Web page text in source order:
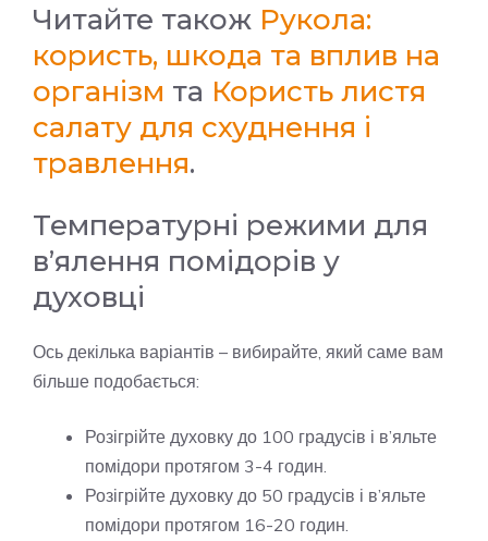
Читайте також Рукола:
користь, шкода та вплив на
організм та Користь листя
салату для схуднення і
травлення.
Температурні режими для
в’ялення помідорів у
духовці
Ось декілька варіантів – вибирайте, який саме вам
більше подобається:
Розігрійте духовку до 100 градусів і в’яльте
помідори протягом 3-4 годин.
Розігрійте духовку до 50 градусів і в’яльте
помідори протягом 16-20 годин.